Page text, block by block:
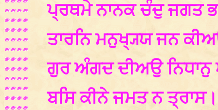
ਪ੍ਰਥਮੇ ਨਾਨਕ ਚੰਦੁ ਜਗਤ
ਤਾਰਨਿ ਮਨੁਖ੍ਯ੍ਯ ਜਨ
ਗੁਰ ਅੰਗਦ ਦੀਅਉ
ਬਸਿ ਕੀਨੇ ਜਮਤ ਨ